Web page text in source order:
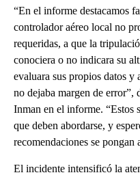
“En el informe destacamos
controlador aéreo local no
requeridas, a que la
conociera o no indicara su
evaluara sus propios datos y
no dejaba margen de
Inman en el informe. “Estos
que deben abordarse, y
recomendaciones se pongan
El incidente intensificó la